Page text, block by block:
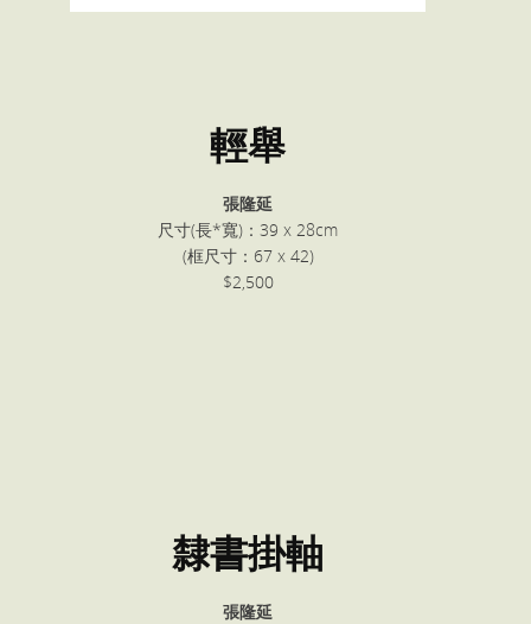
輕舉
張隆延
尺寸(長*寬)：39 x 28cm
(框尺寸：67 x 42)
$2,500
隸書掛軸
張隆延